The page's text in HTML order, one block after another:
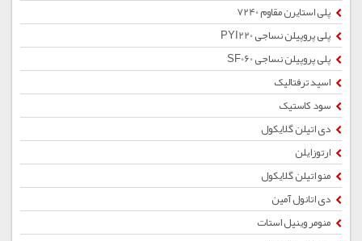
پلی استایرن مقاوم 7240
پلی پروپیلن نساجی PYI220
پلی پروپیلن نساجی SF060
اسید ترفتالیک
سود کاستیک
دی اتیلن گلایکول
ارتوزایلن
منو اتیلن گلایکول
دی اتانول آمین
منومر وینیل استات